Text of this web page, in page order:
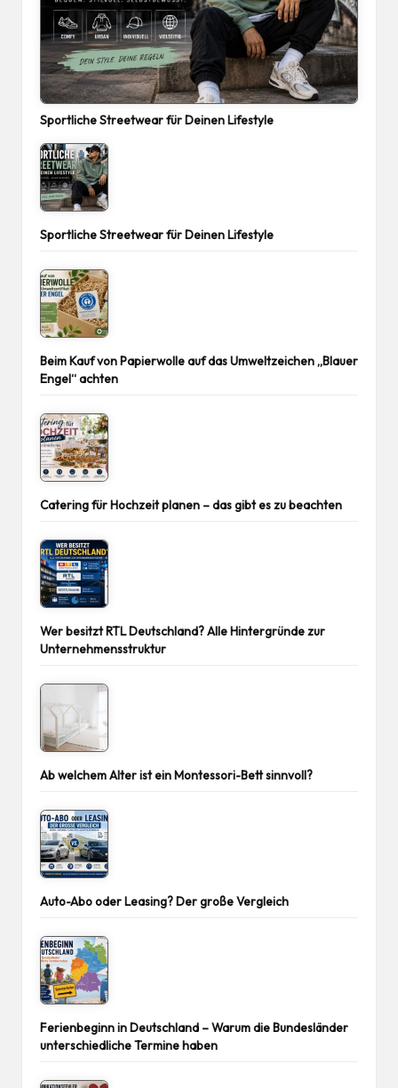
Sportliche Streetwear für Deinen Lifestyle
Sportliche Streetwear für Deinen Lifestyle
Beim Kauf von Papierwolle auf das Umweltzeichen „Blauer
Engel“ achten
Catering für Hochzeit planen – das gibt es zu beachten
Wer besitzt RTL Deutschland? Alle Hintergründe zur
Unternehmensstruktur
Ab welchem Alter ist ein Montessori-Bett sinnvoll?
Auto-Abo oder Leasing? Der große Vergleich
Ferienbeginn in Deutschland – Warum die Bundesländer
unterschiedliche Termine haben